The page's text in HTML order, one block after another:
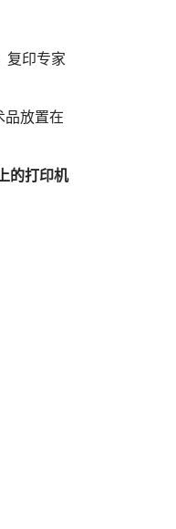
复印专家
品放置在
的打印机